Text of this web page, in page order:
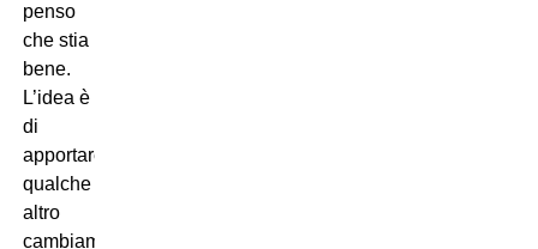
penso
che stia
bene.
L’idea è
di
apportare
qualche
altro
cambiamento.